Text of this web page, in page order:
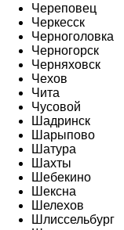
Череповец
Черкесск
Черноголовка
Черногорск
Черняховск
Чехов
Чита
Чусовой
Шадринск
Шарыпово
Шатура
Шахты
Шебекино
Шексна
Шелехов
Шлиссельбург